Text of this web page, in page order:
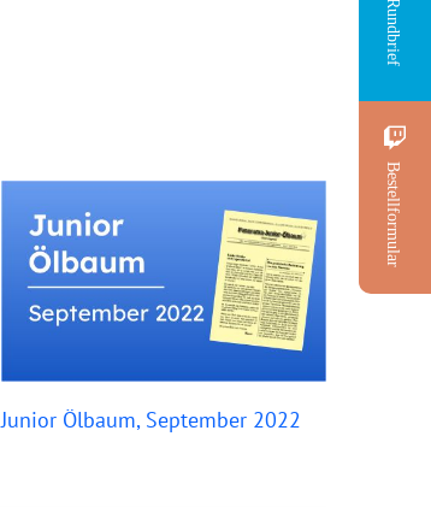
Junior Ölbaum, September 2022
Rundbrief
Bestellformular